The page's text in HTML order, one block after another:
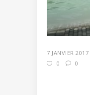
7 JANVIER 2017
0
0